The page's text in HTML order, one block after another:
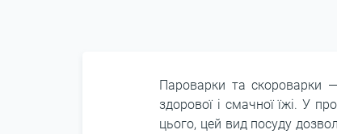
Пароварки та скороварки
здорової і смачної їжі. У
цього, цей вид посуду